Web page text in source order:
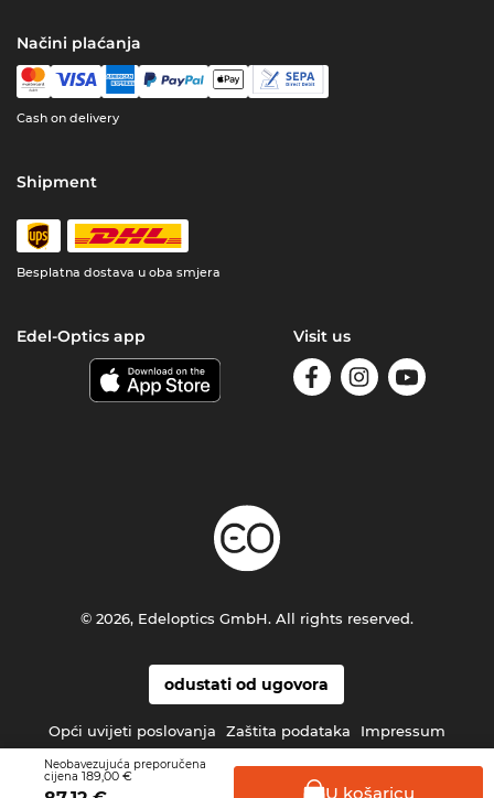
Neobavezujuća preporučena
cijena 189,00 €
U košaricu
Načini plaćanja
Cash on delivery
Shipment
Besplatna dostava u oba smjera
Edel-Optics app Visit us
odustati od ugovora
Opći uvijeti poslovanja Zaštita podataka Impressum
© 2026, Edeloptics GmbH. All rights reserved.